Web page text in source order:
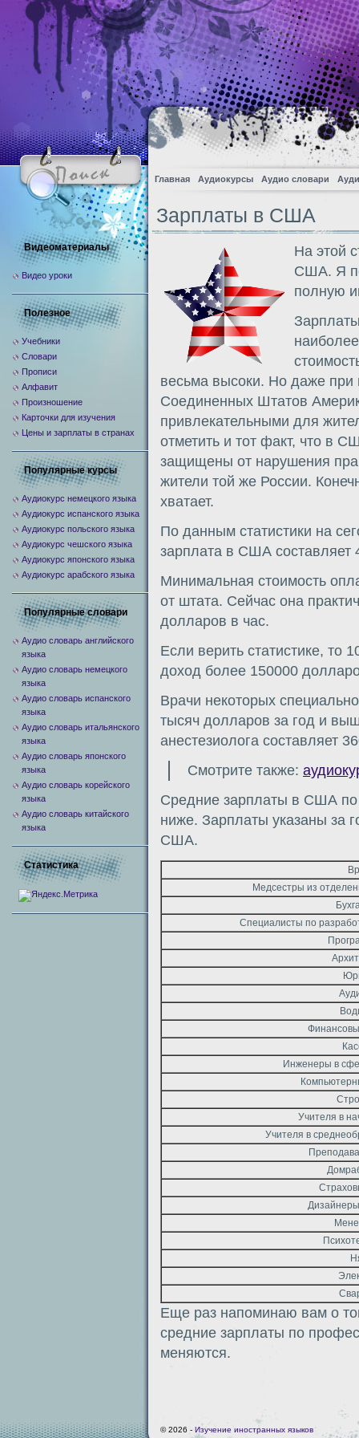
Главная Аудиокурсы Аудио словари
Зарплаты в США
На этой
США. Я
полную
весьма высоки. Но даже при
Соединенных Штатов
привлекательными для
отметить и тот факт, что в
защищены от нарушения
жители той же России.
хватает.
По данным статистики на
зарплата в США составляет
Минимальная стоимость
от штата. Сейчас она
долларов в час.
Если верить статистике, то
доход более 150000
Врачи некоторых
тысяч долларов за год и
анестезиолога составляет
Смотрите также:
Средние зарплаты в США по
ниже. Зарплаты указаны за
США.
Медсестры из
Специалисты по
Инженеры в
Учителя в
Учителя в
Еще раз напоминаю вам о
средние зарплаты по
меняются.
Видеоматериалы
Видео уроки
Полезное
Учебники
Словари
Прописи
Алфавит
Произношение
Карточки для изучения
Цены и зарплаты в странах
Популярные курсы
Аудиокурс немецкого языка
Аудиокурс испанского языка
Аудиокурс польского языка
Аудиокурс чешского языка
Аудиокурс японского языка
Аудиокурс арабского языка
Популярные словари
Аудио словарь английского
языка
Аудио словарь немецкого
языка
Аудио словарь испанского
языка
Аудио словарь итальянского
языка
Аудио словарь японского
языка
Аудио словарь корейского
языка
Аудио словарь китайского
языка
Статистика
© 2026 - Изучение иностранных языков